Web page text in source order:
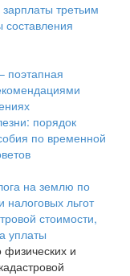
третьим
порядок
по временной
стоимости,
уплаты
физических и